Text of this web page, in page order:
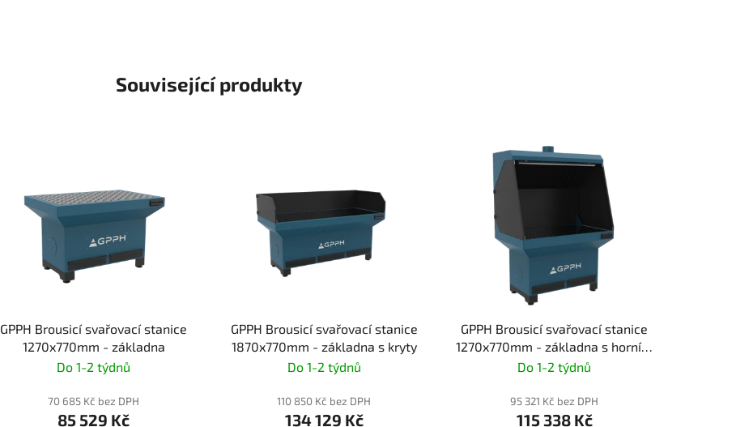
Související produkty
GPPH Brousicí svařovací stanice
1270x770mm - základna
Do 1-2 týdnů
70 685 Kč bez DPH
85 529 Kč
GPPH Brousicí svařovací stanice
1870x770mm - základna s kryty
Do 1-2 týdnů
110 850 Kč bez DPH
134 129 Kč
GPPH Brousicí svařovací stanice
1270x770mm - základna s horním
výfukem
Do 1-2 týdnů
95 321 Kč bez DPH
115 338 Kč